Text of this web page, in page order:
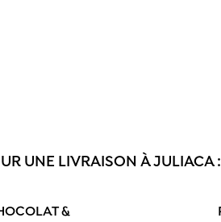
UNE LIVRAISON À JULIACA :
&